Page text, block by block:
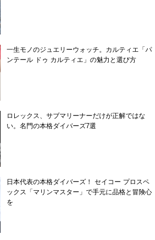
一生モノのジュエリーウォッチ。カルティエ「パ
ンテール ドゥ カルティエ」の魅力と選び方
ロレックス、サブマリーナーだけが正解ではな
い。名門の本格ダイバーズ7選
日本代表の本格ダイバーズ！ セイコー プロスペ
ックス「マリンマスター」で手元に品格と冒険心
を